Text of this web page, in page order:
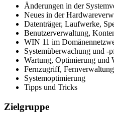
Änderungen in der
Neues in der
Datenträger, Laufwerke,
Benutzerverwaltung,
WIN 11 im
Systemüberwachung und -
Wartung, Optimierung und
Fernzugriff,
Systemoptimierung
Tipps und Tricks
Zielgruppe